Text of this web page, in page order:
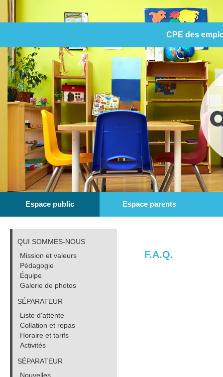
CPE des
Espace public Espace parents
QUI SOMMES-NOUS
Mission et valeurs
Pédagogie
Équipe
Galerie de photos
SÉPARATEUR
Liste d'attente
Collation et repas
Horaire et tarifs
Activités
SÉPARATEUR
Nouvelles
F.A.Q.